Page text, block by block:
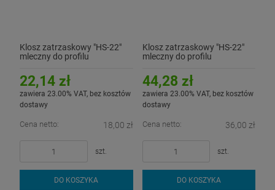
Klosz zatrzaskowy "HS-22"
mleczny do profilu
22,14 zł
zawiera 23.00% VAT, bez kosztów
dostawy
Cena netto: 18,00 zł
szt.
DO KOSZYKA
Klosz zatrzaskowy "HS-22"
mleczny do profilu
44,28 zł
zawiera 23.00% VAT, bez kosztów
dostawy
Cena netto: 36,00 zł
szt.
DO KOSZYKA